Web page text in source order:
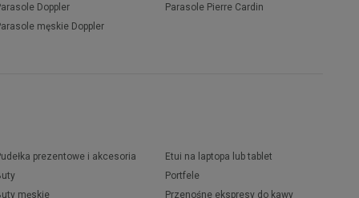
Doppler
męskie Doppler
Parasole Pierre Cardin
prezentowe i akcesoria
męskie
Etui na laptopa lub tablet
Portfele
Przenośne ekspresy do kawy